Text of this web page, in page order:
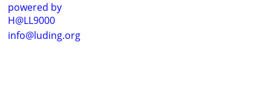
powered by
H@LL9000
info@luding.org